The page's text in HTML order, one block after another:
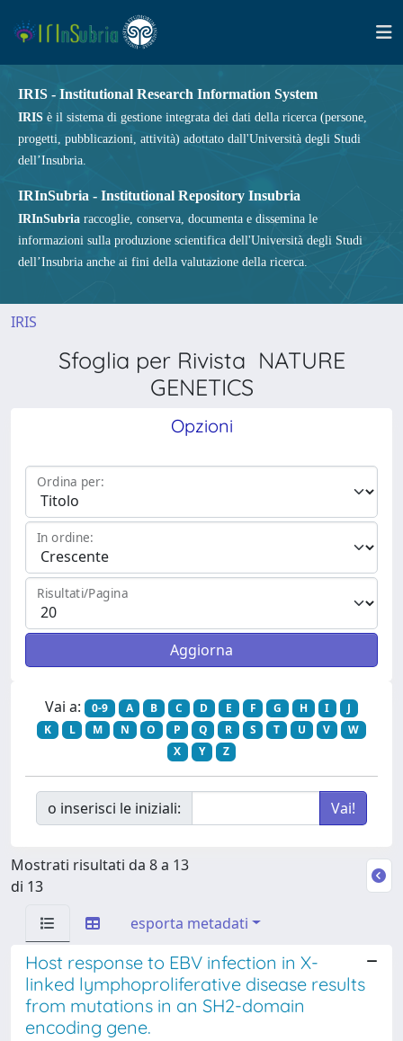
IRIS - Institutional Research Information System
IRIS è il sistema di gestione integrata dei dati della ricerca (persone,
progetti, pubblicazioni, attività) adottato dall'Università degli Studi
dell’Insubria.
IRInSubria - Institutional Repository Insubria
IRInSubria raccoglie, conserva, documenta e dissemina le
informazioni sulla produzione scientifica dell'Università degli Studi
dell’Insubria anche ai fini della valutazione della ricerca.
IRIS
Sfoglia per Rivista NATURE
GENETICS
Opzioni
Ordina per:
In ordine:
Risultati/Pagina
Vai a: 0-9 A B C D E F G H I
J
K
L M N O P Q R S T U V
W
X
Y Z
o inserisci le iniziali:
Mostrati risultati da 8 a 13
di 13
esporta metadati
Host response to EBV infection in X-
linked lymphoproliferative disease results
from mutations in an SH2-domain
encoding gene.